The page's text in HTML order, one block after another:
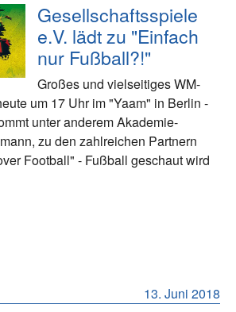
Gesellschaftsspiele
e.V. lädt zu "Einfach
nur Fußball?!"
Großes und vielseitiges WM-
um 17 Uhr im "Yaam" in Berlin -
unter anderem Akademie-
zu den zahlreichen Partnern
Football" - Fußball geschaut wird
13. Juni 2018